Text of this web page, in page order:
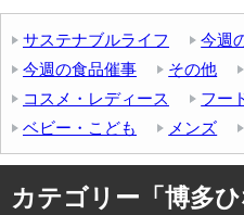
サステナブルライフ
今週
今週の食品催事
その他
コスメ・レディース
フー
ベビー・こども
メンズ
カテゴリー「博多